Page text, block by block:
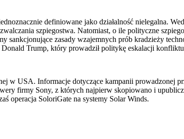
definiowane jako działalność nielegalna.
szpiegostwa. Natomiast, o ile polityczne
zasady wzajemnych prób kradzieży
Trump, który prowadził politykę eskalacji
w USA. Informacje dotyczące kampanii prowadzonej
firmy Sony, z których najpierw skopiowano i
operacja SoloriGate na systemy Solar Winds.